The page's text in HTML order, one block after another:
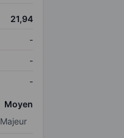
21,94
-
-
-
Moyen
Majeur